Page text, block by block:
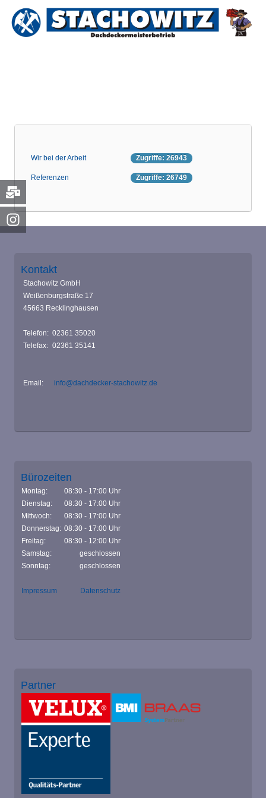
Wir bei der Arbeit Zugriffe: 26943
Referenzen Zugriffe: 26749
Kontakt
Stachowitz GmbH
Weißenburgstraße 17
45663 Recklinghausen
Telefon: 02361 35020
Telefax: 02361 35141
Email: info@dachdecker-stachowitz.de
Bürozeiten
Montag:
08:30 - 17:00 Uhr
Dienstag:
08:30 - 17:00 Uhr
Mittwoch:
08:30 - 17:00 Uhr
Donnerstag: 08:30 - 17:00 Uhr
Freitag:
08:30 - 12:00 Uhr
Samstag:
geschlossen
Sonntag:
geschlossen
Impressum Datenschutz
Partner